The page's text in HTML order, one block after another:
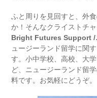
ふと周りを見回すと、外
か！そんなクライストチ
Bright Futures Support /
ュージーランド留学に関
す。小中学校、高校、大
ど、ニュージーランド留
料です。お気軽にどうぞ。